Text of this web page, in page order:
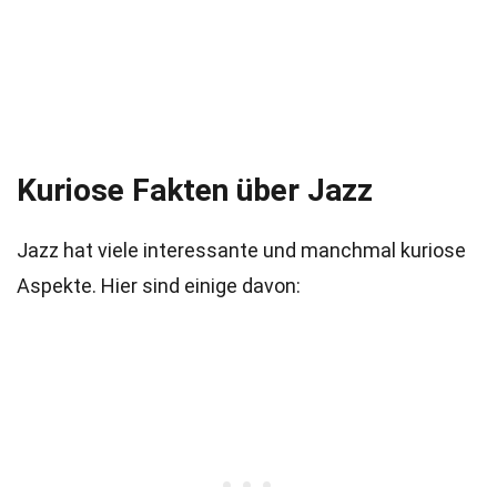
Kuriose Fakten über Jazz
Jazz hat viele interessante und manchmal kuriose
Aspekte. Hier sind einige davon: